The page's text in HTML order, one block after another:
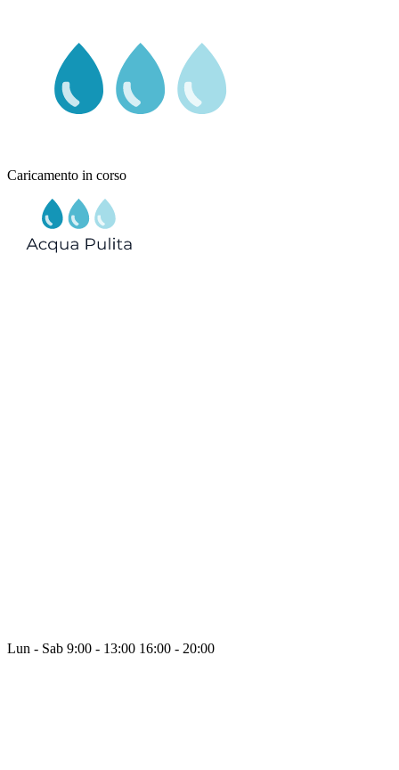
Caricamento in corso
Lun - Sab 9:00 - 13:00 16:00 - 20:00